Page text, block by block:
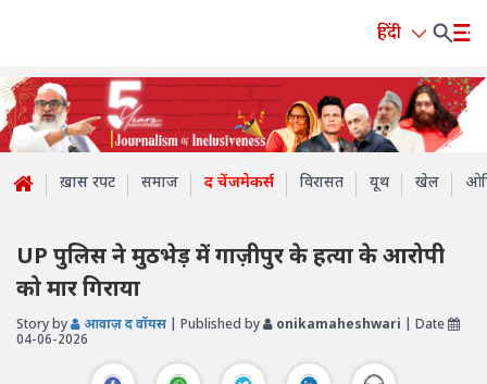
हिंदी
ख़ास रपट समाज द चेंजमेकर्स विरासत यूथ खेल
UP पुलिस ने मुठभेड़ में गाज़ीपुर के हत्या के आरोपी
को मार गिराया
Story by आवाज़ द वॉयस | Published by onikamaheshwari | Date
04-06-2026